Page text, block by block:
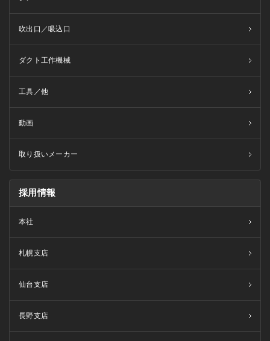
吹出口／吸込口
ダクト工作機械
工具／他
動画
取り扱いメーカー
採用情報
本社
札幌支店
仙台支店
長野支店